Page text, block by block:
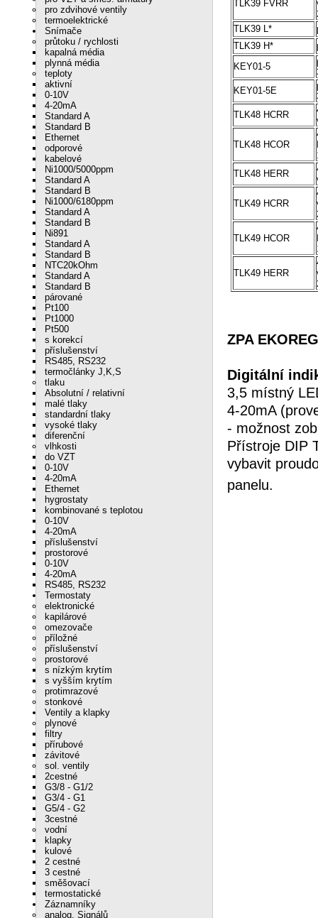
TLK39 FVRR
TLK39 L*
TLK39 H*
KEY01-5
KEY01-5E
TLK48 HCRR
TLK48 HCOR
TLK48 HERR
TLK49 HCRR
TLK49 HCOR
TLK49 HERR
ZPA
Digitální
3,5 místný
4-20mA
- možnost
Přístroje DIP
vybavit
pro zdvihové ventily
termoelektrické
Snímače
průtoku / rychlosti
kapalná média
plynná média
teploty
aktivní
0-10V
4-20mA
Standard A
Standard B
Ethernet
odporové
kabelové
Ni1000/5000ppm
Standard A
Standard B
Ni1000/6180ppm
Standard A
Standard B
Ni891
Standard A
Standard B
NTC20kOhm
Standard A
Standard B
párované
Pt100
Pt1000
Pt500
s korekcí
příslušenství
RS485, RS232
termočlánky J,K,S
tlaku
Absolutní / relativní
malé tlaky
standardní tlaky
vysoké tlaky
diferenční
vlhkosti
do VZT
0-10V
4-20mA
Ethernet
hygrostaty
kombinované s teplotou
0-10V
4-20mA
příslušenství
prostorové
0-10V
4-20mA
RS485, RS232
Termostaty
elektronické
kapilárové
omezovače
příložné
příslušenství
prostorové
s nízkým krytím
s vyšším krytím
protimrazové
stonkové
Ventily a klapky
plynové
filtry
přírubové
závitové
sol. ventily
2cestné
G3/8 - G1/2
G3/4 - G1
G5/4 - G2
3cestné
vodní
klapky
kulové
2 cestné
3 cestné
směšovací
termostatické
Záznamníky
analog. Signálů